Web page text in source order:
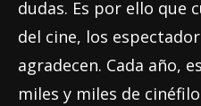
dudas. Es por ello que
del cine, los
agradecen. Cada año,
miles y miles de